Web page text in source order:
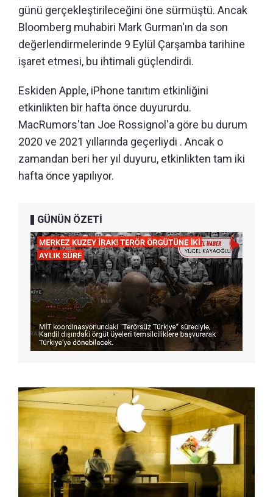
günü gerçekleştirileceğini öne sürmüştü. Ancak
Bloomberg muhabiri Mark Gurman'ın da son
değerlendirmelerinde 9 Eylül Çarşamba tarihine
işaret etmesi, bu ihtimali güçlendirdi.
Eskiden Apple, iPhone tanıtım etkinliğini
etkinlikten bir hafta önce duyururdu.
MacRumors'tan Joe Rossignol'a göre bu durum
2020 ve 2021 yıllarında geçerliydi . Ancak o
zamandan beri her yıl duyuru, etkinlikten tam iki
hafta önce yapılıyor.
GÜNÜN ÖZETİ